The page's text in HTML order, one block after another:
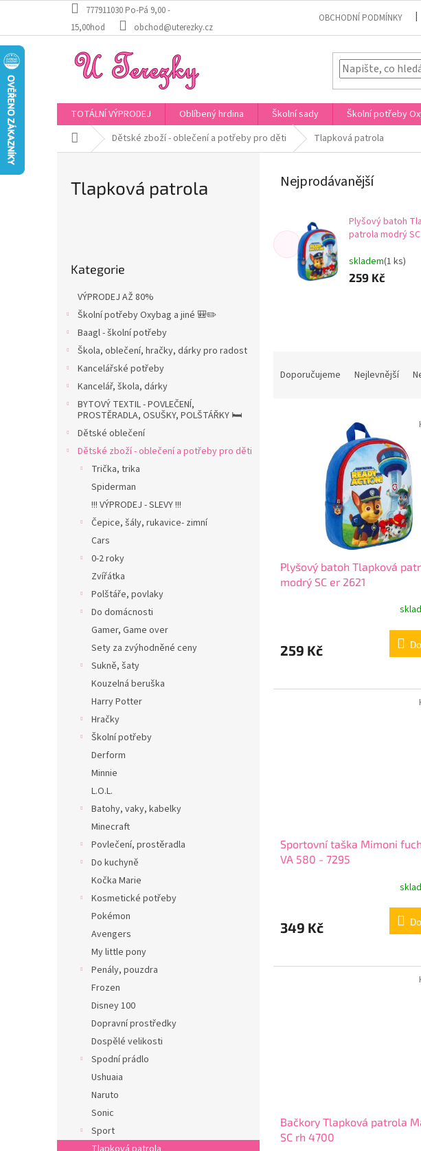
obsah
777911030 Po-Pá 9,00 -
15,00hod
obchod@uterezky.cz
OBCHODNÍ PODMÍNKY
TOTÁLNÍ VÝPRODEJ Oblíbený hrdina Školní sady Školní potřeby
Domů Dětské zboží - oblečení a potřeby pro děti Tlapková patrola
Tlapková patrola
kategorie
Kategorie
VÝPRODEJ AŽ 80%
Školní potřeby Oxybag a jiné 🎒✏️
Baagl - školní potřeby
Škola, oblečení, hračky, dárky pro radost
Kancelářské potřeby
Kancelář, škola, dárky
BYTOVÝ TEXTIL - POVLEČENÍ,
PROSTĚRADLA, OSUŠKY, POLŠTÁŘKY 🛏️
Dětské oblečení
Dětské zboží - oblečení a potřeby pro děti
Trička, trika
Spiderman
!!! VÝPRODEJ - SLEVY !!!
Čepice, šály, rukavice- zimní
Cars
0-2 roky
Zvířátka
Polštáře, povlaky
Do domácnosti
Gamer, Game over
Sety za zvýhodněné ceny
Sukně, šaty
Kouzelná beruška
Harry Potter
Hračky
Školní potřeby
Derform
Minnie
L.O.L.
Batohy, vaky, kabelky
Minecraft
Povlečení, prostěradla
Do kuchyně
Kočka Marie
Kosmetické potřeby
Pokémon
Avengers
My little pony
Penály, pouzdra
Frozen
Disney 100
Dopravní prostředky
Dospělé velikosti
Spodní prádlo
Ushuaia
Naruto
Sonic
Sport
Nejprodávanější
Plyšový batoh
patrola modrý
skladem(1 ks)
259 Kč
Doporučujeme Nejlevnější
Plyšový batoh Tlapková
modrý SC er 2621
259 Kč
Sportovní taška Mimoni
VA 580 - 7295
349 Kč
Bačkory Tlapková patrola
SC rh 4700